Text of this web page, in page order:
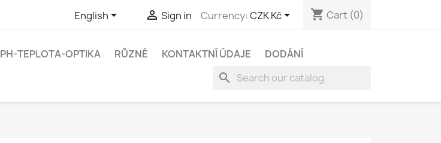
English  Sign in Currency:CZK Kč shopping_cart Cart (0)
PH-TEPLOTA-OPTIKA RŮZNÉ KONTAKTNÍ ÚDAJE DODÁNÍ
search